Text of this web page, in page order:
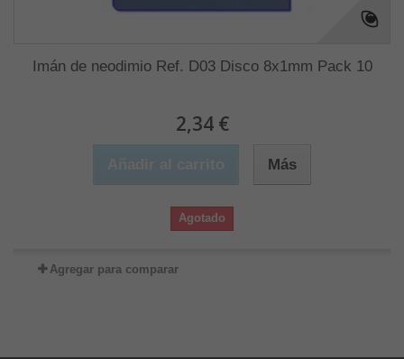
Imán de neodimio Ref. D03 Disco 8x1mm Pack 10
2,34 €
Más
Agotado
Agregar para comparar